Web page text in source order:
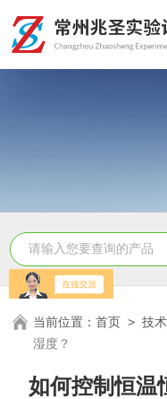
当前位置：首页 >技
湿度？
如何控制恒温